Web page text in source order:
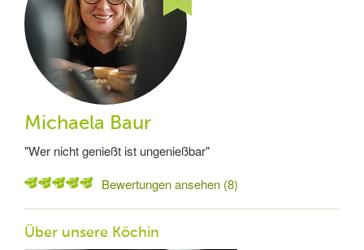
Michaela Baur
"Wer nicht genießt ist ungenießbar"
Bewertungen ansehen (8)
Über unsere Köchin